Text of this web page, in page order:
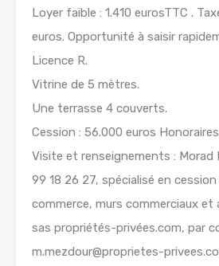
Loyer faible : 1.410 eurosTTC .
euros. Opportunité à saisir
Licence R.
Vitrine de 5 mètres.
Une terrasse 4 couverts.
Cession : 56.000 euros
Visite et renseignements : Morad
99 18 26 27, spécialisé en
commerce, murs commerciaux et
sas propriétés-privées.com, par
m.mezdour@proprietes-